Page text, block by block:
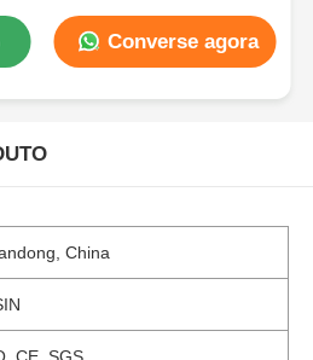
Converse agora
China
CE, SGS